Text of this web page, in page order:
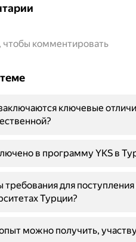
чтобы комментировать
ключевые
в программу YKS в
требования для
Турции?
можно получить,